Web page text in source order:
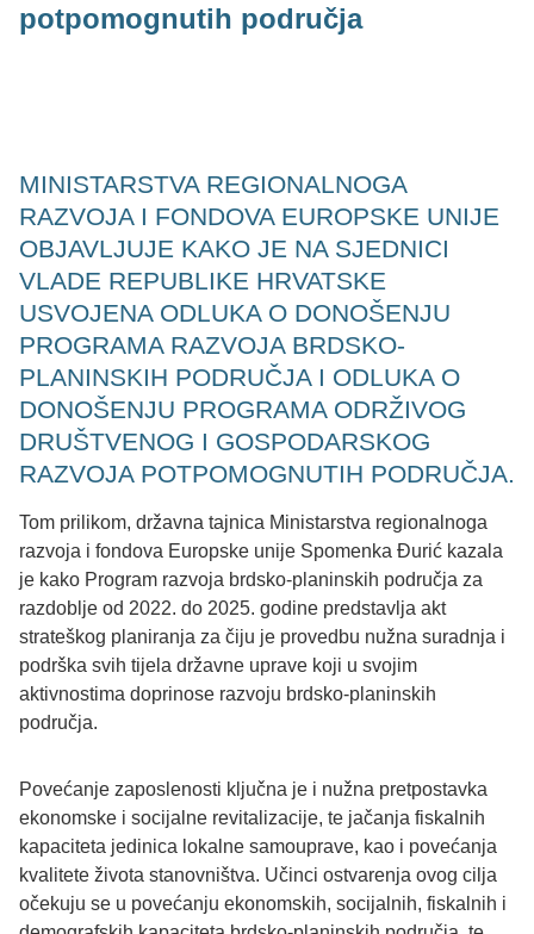
potpomognutih područja
MINISTARSTVA REGIONALNOGA
RAZVOJA I FONDOVA EUROPSKE UNIJE
OBJAVLJUJE KAKO JE NA SJEDNICI
VLADE REPUBLIKE HRVATSKE
USVOJENA ODLUKA O DONOŠENJU
PROGRAMA RAZVOJA BRDSKO-
PLANINSKIH PODRUČJA I ODLUKA O
DONOŠENJU PROGRAMA ODRŽIVOG
DRUŠTVENOG I GOSPODARSKOG
RAZVOJA POTPOMOGNUTIH PODRUČJA.
Tom prilikom, državna tajnica Ministarstva regionalnoga
razvoja i fondova Europske unije Spomenka Đurić kazala
je kako Program razvoja brdsko-planinskih područja za
razdoblje od 2022. do 2025. godine predstavlja akt
strateškog planiranja za čiju je provedbu nužna suradnja i
podrška svih tijela državne uprave koji u svojim
aktivnostima doprinose razvoju brdsko-planinskih
područja.
Povećanje zaposlenosti ključna je i nužna pretpostavka
ekonomske i socijalne revitalizacije, te jačanja fiskalnih
kapaciteta jedinica lokalne samouprave, kao i povećanja
kvalitete života stanovništva. Učinci ostvarenja ovog cilja
očekuju se u povećanju ekonomskih, socijalnih, fiskalnih i